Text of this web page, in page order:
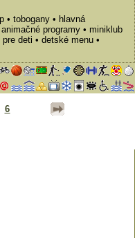
• tobogany • hlavná
programy • miniklub
deti • detské menu •
6